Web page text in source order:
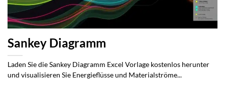
Sankey Diagramm
Laden Sie die Sankey Diagramm Excel Vorlage kostenlos herunter
und visualisieren Sie Energieflüsse und Materialströme...